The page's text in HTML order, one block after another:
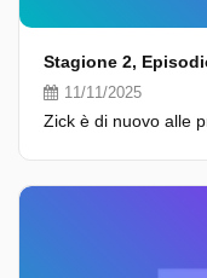
Stagione 2,
11/11/2025
Zick è di nuovo alle